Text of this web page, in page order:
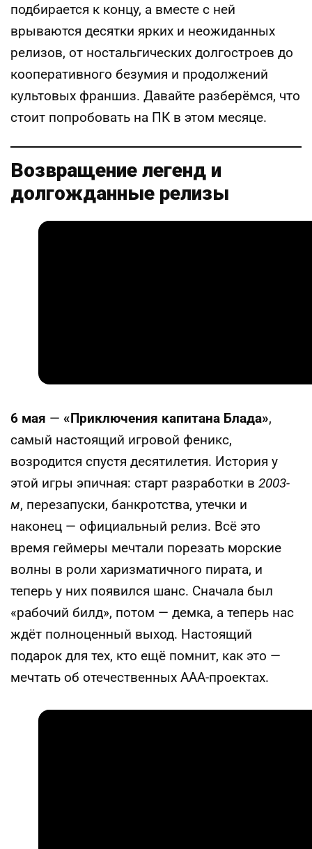
подбирается к концу, а вместе с ней
врываются десятки ярких и неожиданных
релизов, от ностальгических долгостроев до
кооперативного безумия и продолжений
культовых франшиз. Давайте разберёмся, что
стоит попробовать на ПК в этом месяце.
Возвращение легенд и
долгожданные релизы
6 мая — «Приключения капитана Блада»,
самый настоящий игровой феникс,
возродится спустя десятилетия. История у
этой игры эпичная: старт разработки в 2003-
м, перезапуски, банкротства, утечки и
наконец — официальный релиз. Всё это
время геймеры мечтали порезать морские
волны в роли харизматичного пирата, и
теперь у них появился шанс. Сначала был
«рабочий билд», потом — демка, а теперь нас
ждёт полноценный выход. Настоящий
подарок для тех, кто ещё помнит, как это —
мечтать об отечественных ААА-проектах.